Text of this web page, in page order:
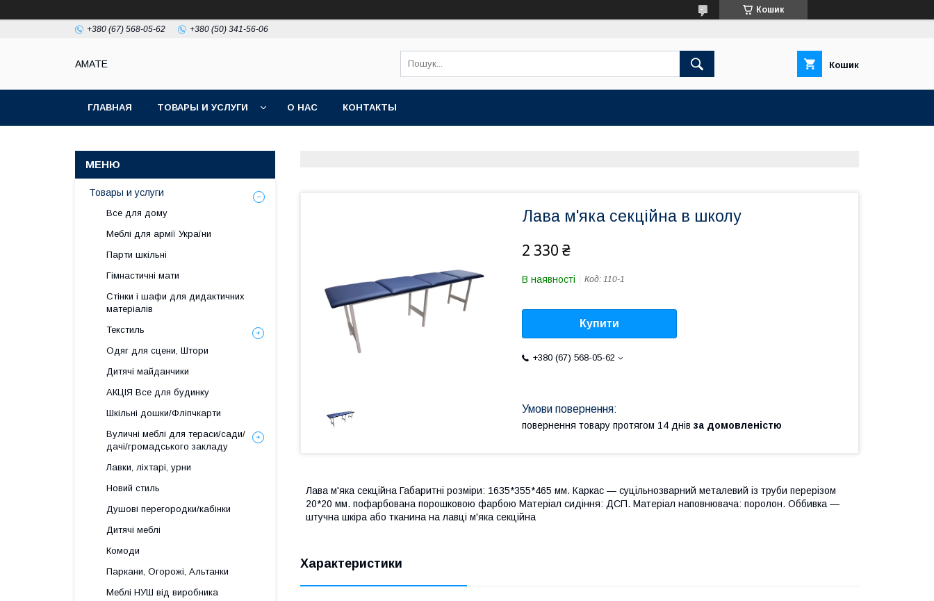
Кошик
+380 (67) 568-05-62 +380 (50) 341-56-06
AMATE Кошик
ГЛАВНАЯ ТОВАРЫ И УСЛУГИ О НАС КОНТАКТЫ
Лава м'яка секційна в школу
2 330 ₴
В наявності Код: 110-1
Купити
+380 (67) 568-05-62
повернення товару протягом 14 днів за домовленістю
Лава м'яка секційна Габаритні розміри: 1635*355*465 мм. Каркас — суцільнозварний металевий із труби перерізом
20*20 мм. пофарбована порошковою фарбою Матеріал сидіння: ДСП. Матеріал наповнювача: поролон. Оббивка —
штучна шкіра або тканина на лавці м'яка секційна
Характеристики
Товары и услуги
Все для дому
Меблі для армії України
Парти шкільні
Гімнастичні мати
Стінки і шафи для дидактичних
матеріалів
Текстиль
Одяг для сцени, Штори
Дитячі майданчики
АКЦІЯ Все для будинку
Шкільні дошки/Фліпчкарти
Вуличні меблі для тераси/сади/
дачі/громадського закладу
Лавки, ліхтарі, урни
Новий стиль
Душові перегородки/кабінки
Дитячі меблі
Комоди
Паркани, Огорожі, Альтанки
Меблі НУШ від виробника